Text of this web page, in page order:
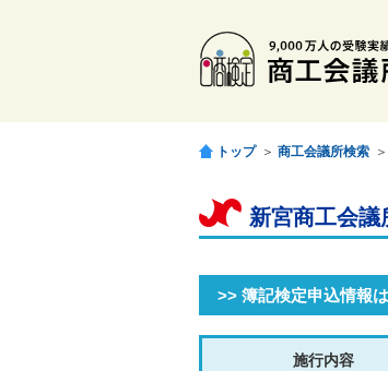
トップ ＞ 商工会議所検索 ＞
新宮商工会議
>> 簿記検定申込情報
施行内容